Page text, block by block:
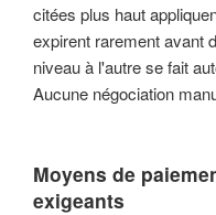
citées plus haut
expirent rarement avant
niveau à l'autre se fait
Aucune négociation
Moyens de
exigeants